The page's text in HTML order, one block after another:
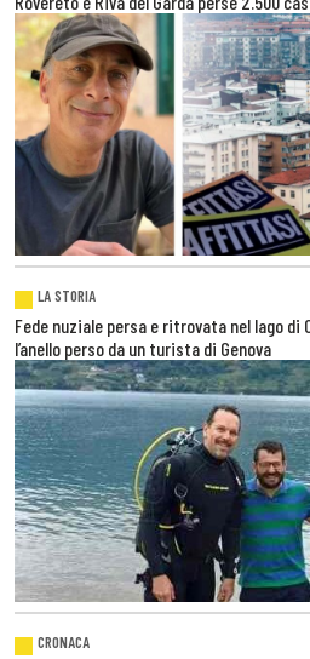
LA STORIA
Fede nuziale persa e ritrovata nel lago
l’anello perso da un turista di Genova
CRONACA